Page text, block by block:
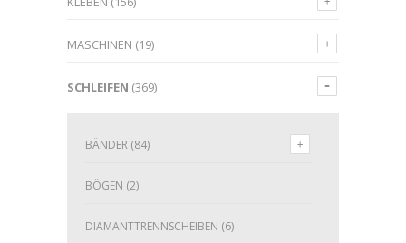
MASCHINEN (19)
SCHLEIFEN (369)
BÄNDER (84)
BÖGEN (2)
DIAMANTTRENNSCHEIBEN (6)